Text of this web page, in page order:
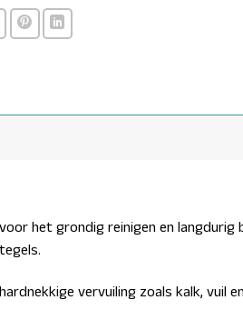
het grondig reinigen en
vervuiling zoals kalk,